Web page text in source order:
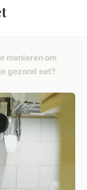
manieren om
gezond eet?